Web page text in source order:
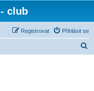
club
Přihlásit se
Registrovat